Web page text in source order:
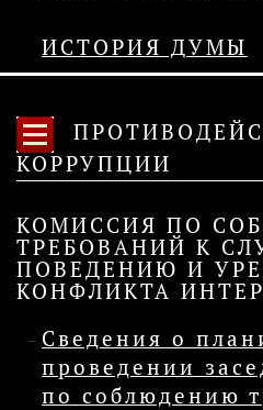
ИСТОРИЯ ДУМЫ
КОРРУПЦИИ
КОМИССИЯ ПО
ТРЕБОВАНИЙ К
ПОВЕДЕНИЮ И
КОНФЛИКТА
Сведения о
проведении
по соблюдению